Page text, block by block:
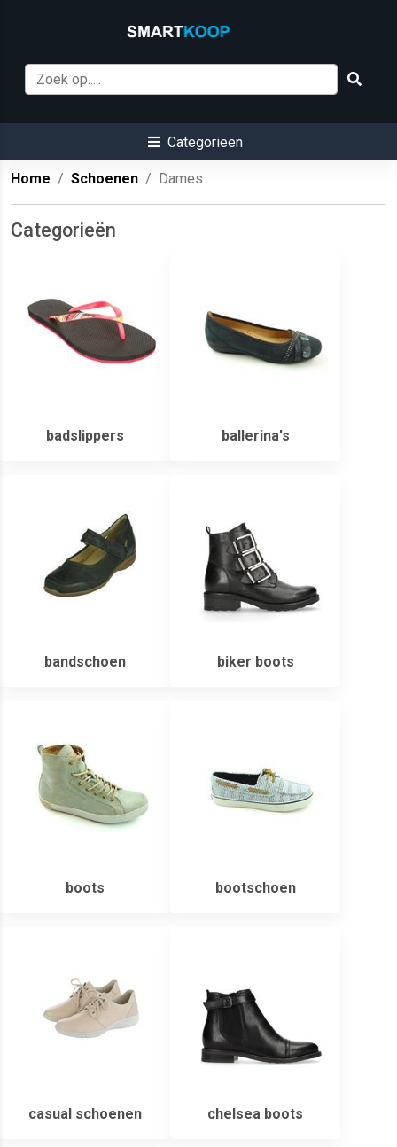
Categorieën
Home Schoenen Dames
Categorieën
badslippers ballerina's
bandschoen biker boots
boots bootschoen
casual schoenen chelsea boots